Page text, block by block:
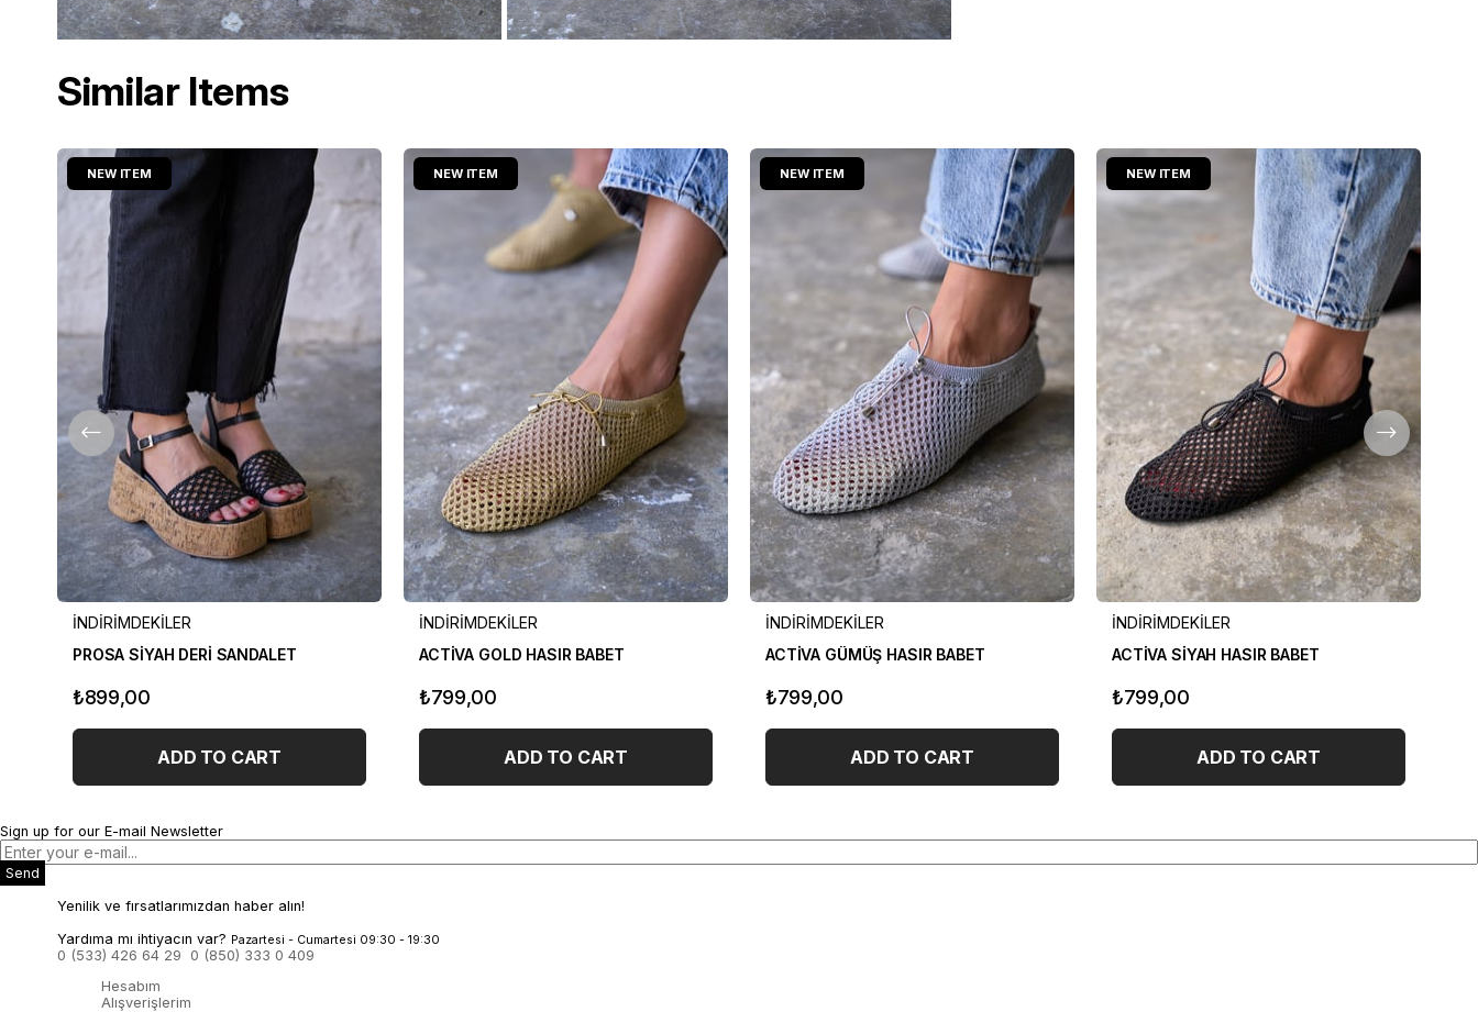
Similar Items
İNDİRİMDEKİLER
PROSA SİYAH DERİ SANDALET
₺899,00
ADD TO CART
NEW ITEM
İNDİRİMDEKİLER
ACTİVA GOLD HASIR BABET
₺799,00
ADD TO CART
NEW ITEM
İNDİRİMDEKİLER
ACTİVA GÜMÜŞ HASIR BABET
₺799,00
ADD TO CART
NEW ITEM
İNDİRİMDEKİLER
ACTİVA SİYAH HASIR BABET
₺799,00
ADD TO CART
NEW ITEM
Sign up for our E-mail Newsletter
Send
Yenilik ve fırsatlarımızdan haber alın!
Yardıma mı ihtiyacın var? Pazartesi - Cumartesi 09:30 - 19:30
0 (533) 426 64 29
0 (850) 333 0 409
Hesabım
Alışverişlerim